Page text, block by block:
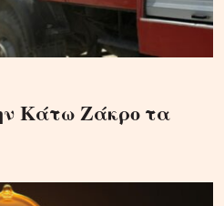
Κάτω Ζάκρο τα